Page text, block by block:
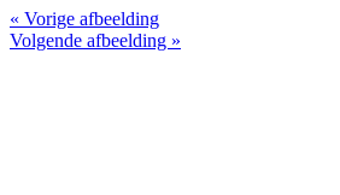
« Vorige afbeelding
Volgende afbeelding »